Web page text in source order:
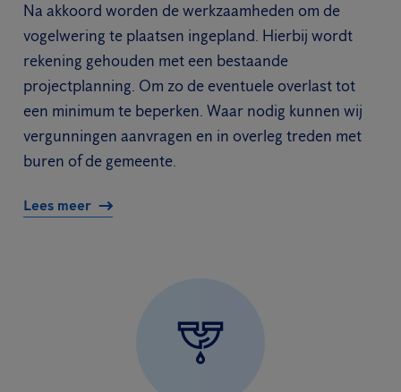
Na akkoord worden de werkzaamheden om de
vogelwering te plaatsen ingepland. Hierbij wordt
rekening gehouden met een bestaande
projectplanning. Om zo de eventuele overlast tot
een minimum te beperken. Waar nodig kunnen wij
vergunningen aanvragen en in overleg treden met
buren of de gemeente.
Lees meer